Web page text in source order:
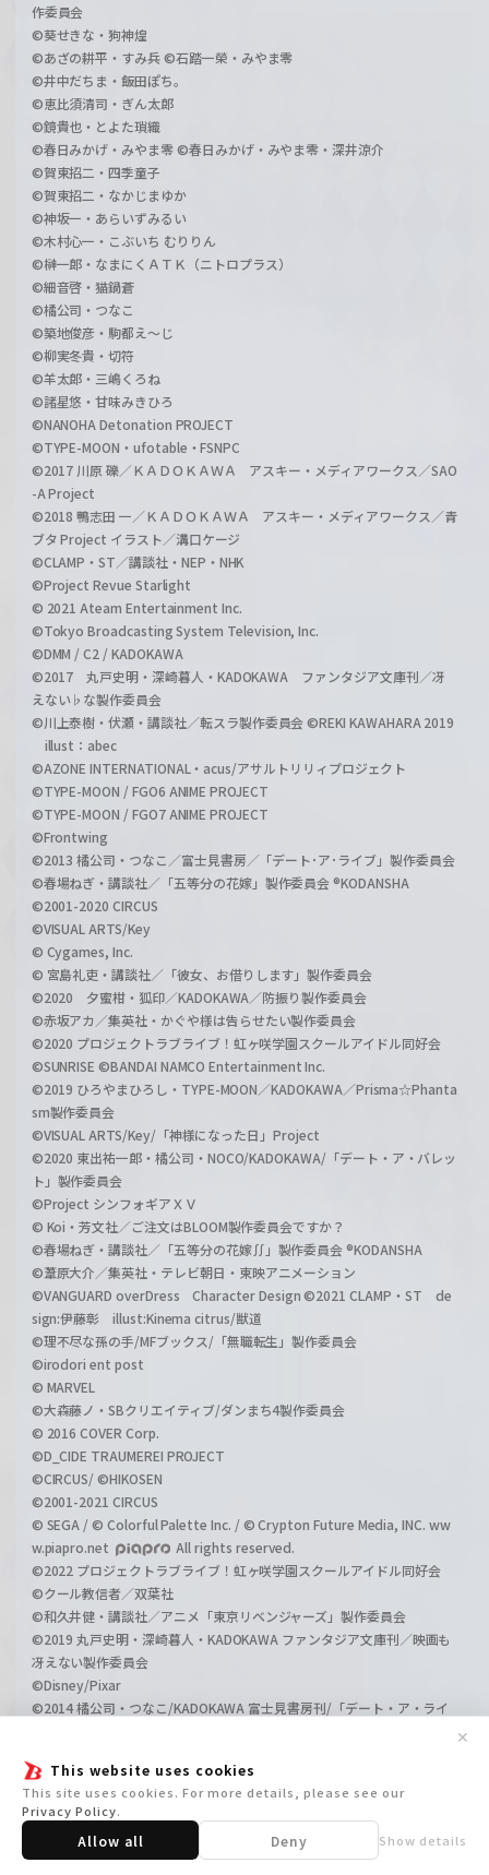
This website uses cookies
This site uses cookies. For more details, please see our
Privacy Policy.
Allow all Deny Show details
✕
作委員会
©葵せきな・狗神煌
©あざの耕平・すみ兵 ©石踏一榮・みやま零
©井中だちま・飯田ぽち。
©恵比須清司・ぎん太郎
©鏡貴也・とよた瑣織
©春日みかげ・みやま零 ©春日みかげ・みやま零・深井涼介
©賀東招二・四季童子
©賀東招二・なかじまゆか
©神坂一・あらいずみるい
©木村心一・こぶいち むりりん
©榊一郎・なまにくＡＴＫ（ニトロプラス）
©細音啓・猫鍋蒼
©橘公司・つなこ
©築地俊彦・駒都え～じ
©柳実冬貴・切符
©羊太郎・三嶋くろね
©諸星悠・甘味みきひろ
©NANOHA Detonation PROJECT
©TYPE-MOON・ufotable・FSNPC
©2017 川原 礫／ＫＡＤＯＫＡＷＡ アスキー・メディアワークス／SAO
-A Project
©2018 鴨志田 一／ＫＡＤＯＫＡＷＡ アスキー・メディアワークス／青
ブタ Project イラスト／溝口ケージ
©CLAMP・ST／講談社・NEP・NHK
©Project Revue Starlight
© 2021 Ateam Entertainment Inc.
©Tokyo Broadcasting System Television, Inc.
©DMM / C2 / KADOKAWA
©2017 丸戸史明・深崎暮人・KADOKAWA ファンタジア文庫刊／冴
えない♭な製作委員会
©川上泰樹・伏瀬・講談社／転スラ製作委員会 ©REKI KAWAHARA 2019
illust：abec
©AZONE INTERNATIONAL・acus/アサルトリリィプロジェクト
©TYPE-MOON / FGO6 ANIME PROJECT
©TYPE-MOON / FGO7 ANIME PROJECT
©Frontwing
©2013 橘公司・つなこ／富士見書房／「デート･ア･ライブ」製作委員会
©春場ねぎ・講談社／「五等分の花嫁」製作委員会 ®KODANSHA
©2001-2020 CIRCUS
©VISUAL ARTS/Key
© Cygames, Inc.
© 宮島礼吏・講談社／「彼女、お借りします」製作委員会
©2020 夕蜜柑・狐印／KADOKAWA／防振り製作委員会
©赤坂アカ／集英社・かぐや様は告らせたい製作委員会
©2020 プロジェクトラブライブ！虹ヶ咲学園スクールアイドル同好会
©SUNRISE ©BANDAI NAMCO Entertainment Inc.
©2019 ひろやまひろし・TYPE-MOON／KADOKAWA／Prisma☆Phanta
sm製作委員会
©VISUAL ARTS/Key/「神様になった日」Project
©2020 東出祐一郎・橘公司・NOCO/KADOKAWA/「デート・ア・バレッ
ト」製作委員会
©Project シンフォギアＸＶ
© Koi・芳文社／ご注文はBLOOM製作委員会ですか？
©春場ねぎ・講談社／「五等分の花嫁∬」製作委員会 ®KODANSHA
©葦原大介／集英社・テレビ朝日・東映アニメーション
©VANGUARD overDress Character Design ©2021 CLAMP・ST de
sign:伊藤彰 illust:Kinema citrus/獣道
©理不尽な孫の手/MFブックス/「無職転生」製作委員会
©irodori ent post
© MARVEL
©大森藤ノ・SBクリエイティブ/ダンまち4製作委員会
© 2016 COVER Corp.
©D_CIDE TRAUMEREI PROJECT
©CIRCUS/ ©HIKOSEN
©2001-2021 CIRCUS
© SEGA / © Colorful Palette Inc. / © Crypton Future Media, INC. ww
w.piapro.net
All rights reserved.
©2022 プロジェクトラブライブ！虹ヶ咲学園スクールアイドル同好会
©クール教信者／双葉社
©和久井健・講談社／アニメ「東京リベンジャーズ」製作委員会
©2019 丸戸史明・深崎暮人・KADOKAWA ファンタジア文庫刊／映画も
冴えない製作委員会
©Disney/Pixar
©2014 橘公司・つなこ/KADOKAWA 富士見書房刊/「デート・ア・ライ
委員会
©春場ねぎ・講談社／映画「五等分の花嫁」製作委員会 ®KODANSHA
©藤本タツキ／集英社・ＭＡＰＰＡ ©丸山くがね・KADOKAWA刊／オー
バーロード4製作委員会